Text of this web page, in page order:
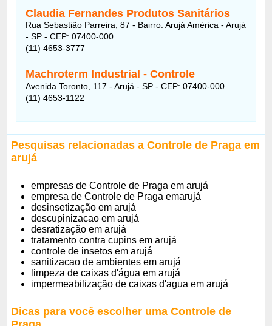
Claudia Fernandes Produtos Sanitários
Rua Sebastião Parreira, 87 - Bairro: Arujá América - Arujá
- SP - CEP: 07400-000
(11) 4653-3777
Machroterm Industrial - Controle
Avenida Toronto, 117 - Arujá - SP - CEP: 07400-000
(11) 4653-1122
Pesquisas relacionadas a Controle de Praga em
arujá
empresas de Controle de Praga em arujá
empresa de Controle de Praga emarujá
desinsetização em arujá
descupinizacao em arujá
desratização em arujá
tratamento contra cupins em arujá
controle de insetos em arujá
sanitizacao de ambientes em arujá
limpeza de caixas d'água em arujá
impermeabilização de caixas d'agua em arujá
Dicas para você escolher uma Controle de